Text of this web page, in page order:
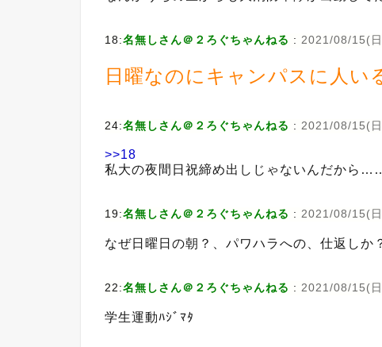
18:名無しさん＠２ろぐちゃんねる : 2021/08/15(
日曜なのにキャンパスに人い
24:名無しさん＠２ろぐちゃんねる : 2021/08/15(
>>18
私大の夜間日祝締め出しじゃないんだから
19:名無しさん＠２ろぐちゃんねる : 2021/08/15(
なぜ日曜日の朝？、パワハラへの、仕返しか
22:名無しさん＠２ろぐちゃんねる : 2021/08/15(
学生運動ﾊｼﾞﾏﾀ